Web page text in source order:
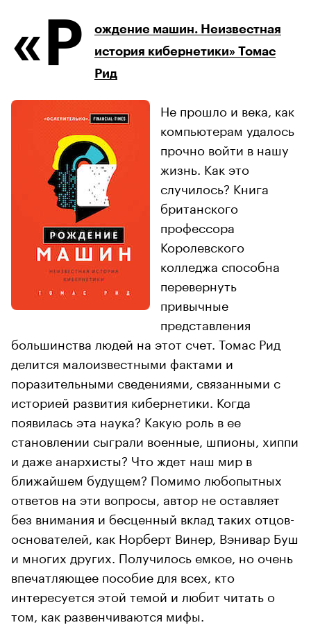
«Р
ождение машин. Неизвестная
история кибернетики» Томас
Рид
Не прошло и века, как
компьютерам удалось
прочно войти в нашу
жизнь. Как это
случилось? Книга
британского
профессора
Королевского
колледжа способна
перевернуть
привычные
представления
большинства людей на этот счет. Томас Рид
делится малоизвестными фактами и
поразительными сведениями, связанными с
историей развития кибернетики. Когда
появилась эта наука? Какую роль в ее
становлении сыграли военные, шпионы, хиппи
и даже анархисты? Что ждет наш мир в
ближайшем будущем? Помимо любопытных
ответов на эти вопросы, автор не оставляет
без внимания и бесценный вклад таких отцов-
основателей, как Норберт Винер, Вэнивар Буш
и многих других. Получилось емкое, но очень
впечатляющее пособие для всех, кто
интересуется этой темой и любит читать о
том, как развенчиваются мифы.